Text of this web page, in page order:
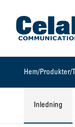
Gå till startsidan
Hem/Produkter/
Inledning